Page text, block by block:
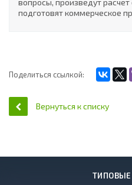
подготовят коммерческое
Поделиться ссылкой:
Вернуться к списку